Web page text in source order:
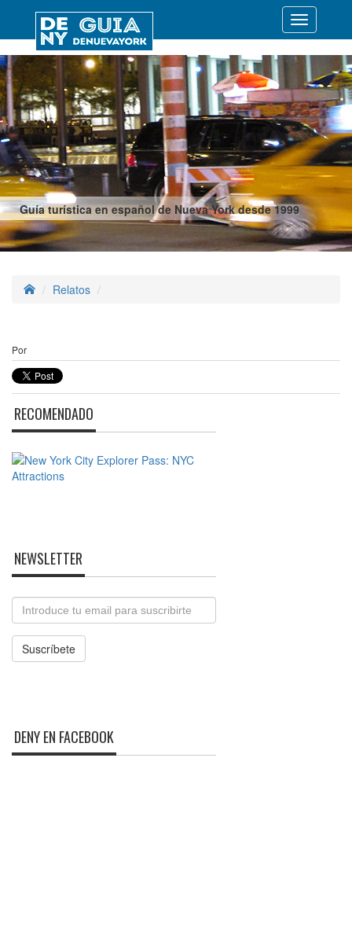
Guía turística en español de Nueva York desde 1999
Desplegar
Relatos
Por
RECOMENDADO
NEWSLETTER
Email
Suscríbete
DENY EN FACEBOOK